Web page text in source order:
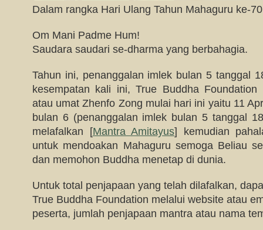
Dalam rangka Hari Ulang Tahun Mahaguru ke-70
Om Mani Padme Hum!
Saudara saudari se-dharma yang berbahagia.
Tahun ini, penanggalan imlek bulan 5 tanggal
kesempatan kali ini, True Buddha Foundation
atau umat Zhenfo Zong mulai hari ini yaitu 11
bulan 6 (penanggalan imlek bulan 5 tanggal
melafalkan [Mantra Amitayus] kemudian
untuk mendoakan Mahaguru semoga Beliau
dan memohon Buddha menetap di dunia.
Untuk total penjapaan yang telah dilafalkan,
True Buddha Foundation melalui website atau
peserta, jumlah penjapaan mantra atau nama